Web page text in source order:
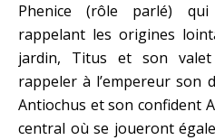
Phenice (rôle parlé) qui
rappelant les origines
jardin, Titus et son valet
rappeler à l’empereur son
Antiochus et son confident
central où se joueront